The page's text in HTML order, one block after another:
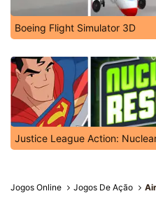
Boeing Flight Simulator 3D
Justice League Action:
Jogos Online Jogos De Ação